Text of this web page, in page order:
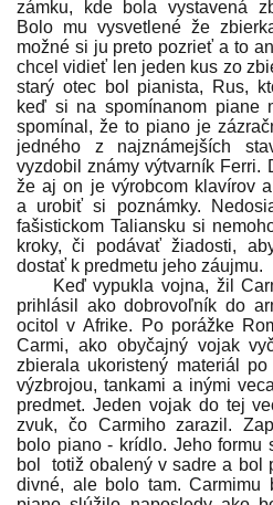
zámku, kde bola vystavená
Bolo mu vysvetlené že
možné si ju preto pozrieť a to
chcel vidieť len jeden kus zo
starý otec bol pianista, Rus,
keď si na spomínanom piane
spomínal, že to piano je
jedného z najznámejších
vyzdobil známy výtvarník Ferri.
že aj on je výrobcom klavírov
a urobiť si poznámky.
fašistickom Taliansku si
kroky, či podávať žiadosti,
dostať k predmetu jeho záujmu.
Keď vypukla vojna, žil
prihlásil ako dobrovoľník do
ocitol v Afrike. Po porážke
Carmi, ako obyčajný vojak
zbierala ukoristený materiál
výzbrojou, tankami a inými
predmet. Jeden vojak do tej
zvuk, čo Carmiho zarazil.
bolo piano - krídlo. Jeho formu
bol totiž obalený v sadre a bol
divné, ale bolo tam.